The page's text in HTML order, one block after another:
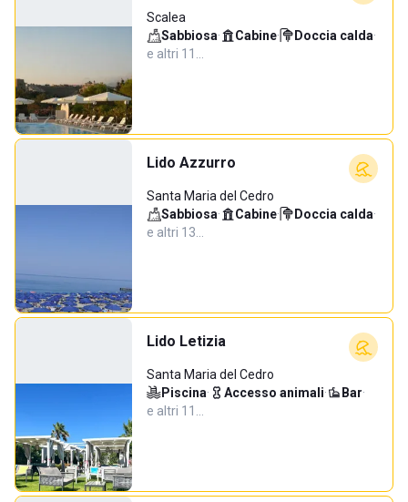
Scalea
Sabbiosa· Cabine· Doccia calda·
e altri 11…
Lido Azzurro
Santa Maria del Cedro
Sabbiosa· Cabine· Doccia calda·
e altri 13…
Lido Letizia
Santa Maria del Cedro
Piscina· Accesso animali· Bar·
e altri 11…